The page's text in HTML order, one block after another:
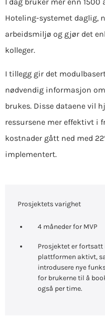
Hoteling-systemet daglig,
arbeidsmiljø og gjør det
kolleger.
I tillegg gir det
nødvendig informasjon
brukes. Disse dataene vil
ressursene mer effektivt i
kostnader gått ned med
implementert.
Prosjektets varighet
4 måneder for MVP
Prosjektet er fortsatt
plattformen aktivt,
introdusere nye
for brukerne til å
også per time.